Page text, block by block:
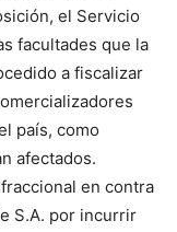
el Servicio
facultades que la
a fiscalizar
país, como
afectados.
en contra
S.A. por incurrir